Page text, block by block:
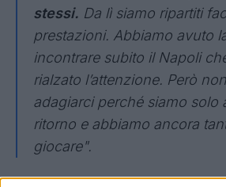
stessi. Da lì siamo ripartiti
prestazioni. Abbiamo avuto
incontrare subito il Napoli
rialzato l’attenzione. Però
adagiarci perché siamo solo
ritorno e abbiamo ancora
giocare".